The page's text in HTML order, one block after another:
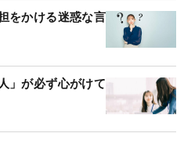
をかける迷惑な言
」が必ず心がけて